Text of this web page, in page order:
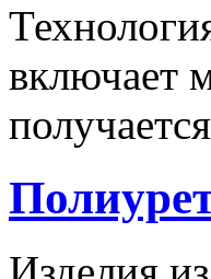
включает